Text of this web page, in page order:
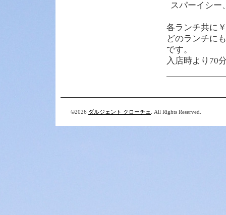
スパーイシー
各ランチ共に
どのランチに
です。
入店時より70
©2026 ダルジェント クローチェ . All Rights Reserved.